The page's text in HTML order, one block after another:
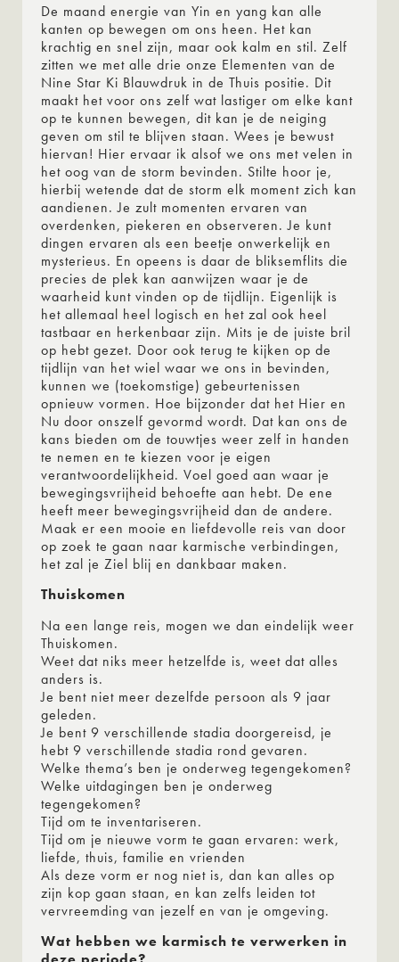
De maand energie van Yin en yang kan alle
kanten op bewegen om ons heen. Het kan
krachtig en snel zijn, maar ook kalm en stil. Zelf
zitten we met alle drie onze Elementen van de
Nine Star Ki Blauwdruk in de Thuis positie. Dit
maakt het voor ons zelf wat lastiger om elke kant
op te kunnen bewegen, dit kan je de neiging
geven om stil te blijven staan. Wees je bewust
hiervan! Hier ervaar ik alsof we ons met velen in
het oog van de storm bevinden. Stilte hoor je,
hierbij wetende dat de storm elk moment zich kan
aandienen. Je zult momenten ervaren van
overdenken, piekeren en observeren. Je kunt
dingen ervaren als een beetje onwerkelijk en
mysterieus. En opeens is daar de bliksemflits die
precies de plek kan aanwijzen waar je de
waarheid kunt vinden op de tijdlijn. Eigenlijk is
het allemaal heel logisch en het zal ook heel
tastbaar en herkenbaar zijn. Mits je de juiste bril
op hebt gezet. Door ook terug te kijken op de
tijdlijn van het wiel waar we ons in bevinden,
kunnen we (toekomstige) gebeurtenissen
opnieuw vormen. Hoe bijzonder dat het Hier en
Nu door onszelf gevormd wordt. Dat kan ons de
kans bieden om de touwtjes weer zelf in handen
te nemen en te kiezen voor je eigen
verantwoordelijkheid. Voel goed aan waar je
bewegingsvrijheid behoefte aan hebt. De ene
heeft meer bewegingsvrijheid dan de andere.
Maak er een mooie en liefdevolle reis van door
op zoek te gaan naar karmische verbindingen,
het zal je Ziel blij en dankbaar maken.
Thuiskomen
Na een lange reis, mogen we dan eindelijk weer
Thuiskomen.
Weet dat niks meer hetzelfde is, weet dat alles
anders is.
Je bent niet meer dezelfde persoon als 9 jaar
geleden.
Je bent 9 verschillende stadia doorgereisd, je
hebt 9 verschillende stadia rond gevaren.
Welke thema’s ben je onderweg tegengekomen?
Welke uitdagingen ben je onderweg
tegengekomen?
Tijd om te inventariseren.
Tijd om je nieuwe vorm te gaan ervaren: werk,
liefde, thuis, familie en vrienden
Als deze vorm er nog niet is, dan kan alles op
zijn kop gaan staan, en kan zelfs leiden tot
vervreemding van jezelf en van je omgeving.
Wat hebben we karmisch te verwerken in